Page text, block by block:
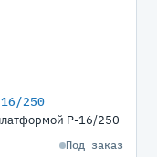
250
P-16/250
Под заказ